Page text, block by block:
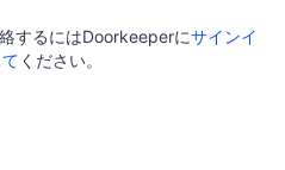
するにはDoorkeeperにサインイ
ください。